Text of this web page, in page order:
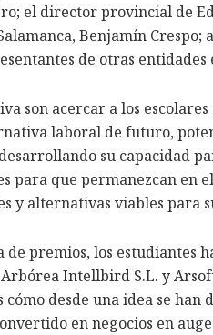
el director provincial de
Benjamín Crespo;
de otras entidades
son acercar a los
laboral de futuro,
su capacidad
para que permanezcan en
y alternativas viables para
de premios, los estudiantes
Intellbird S.L. y
desde una idea se han
en negocios en